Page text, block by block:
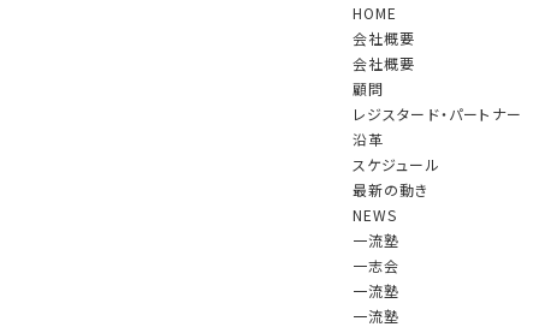
HOME
会社概要
会社概要
顧問
レジスタード・パートナー
沿革
スケジュール
最新の動き
NEWS
一流塾
一志会
一流塾
一流塾
７月１日付けで、知野 雅彦氏（元